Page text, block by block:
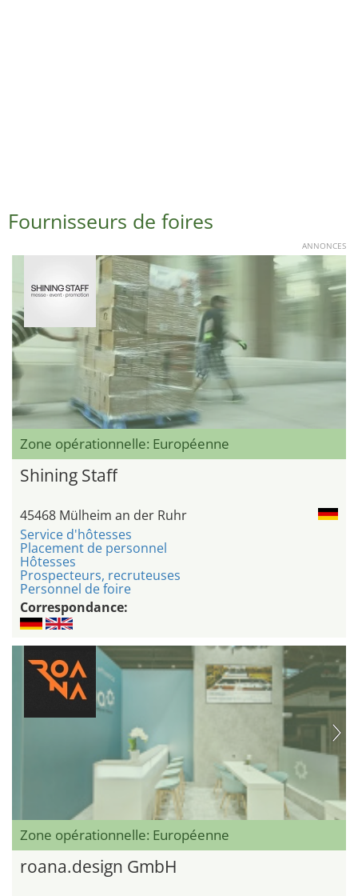
Fournisseurs de foires
ANNONCES
Zone opérationnelle: Européenne
Shining Staff
45468 Mülheim an der Ruhr
Service d'hôtesses
Placement de personnel
Hôtesses
Prospecteurs, recruteuses
Personnel de foire
Correspondance:
Zone opérationnelle: Européenne
roana.design GmbH